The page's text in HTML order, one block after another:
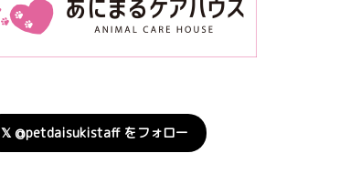
𝕏 @petdaisukistaff をフォロー